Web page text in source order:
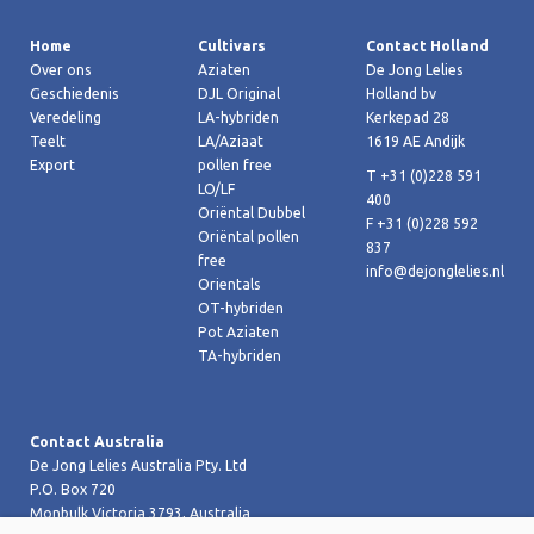
Home
Over ons
Geschiedenis
Veredeling
Teelt
Export
Cultivars
Aziaten
DJL Original
LA-hybriden
LA/Aziaat
pollen free
LO/LF
Oriëntal Dubbel
Oriëntal pollen
free
Orientals
OT-hybriden
Pot Aziaten
TA-hybriden
Contact Holland
De Jong Lelies
Holland bv
Kerkepad 28
1619 AE Andijk
T +31 (0)228 591
400
F +31 (0)228 592
837
info@dejonglelies.nl
Contact Australia
De Jong Lelies Australia Pty. Ltd
P.O. Box 720
Monbulk Victoria 3793, Australia